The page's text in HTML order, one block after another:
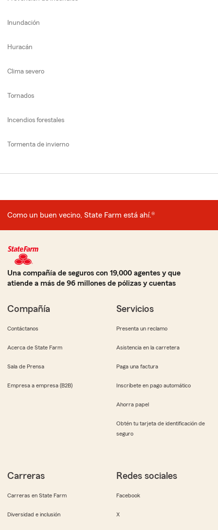
Inundación
Huracán
Clima severo
Tornados
Incendios forestales
Tormenta de invierno
Como un buen vecino, State Farm está ahí.®
Una compañía de seguros con 19,000 agentes y que
atiende a más de 96 millones de pólizas y cuentas
Compañía
Contáctanos
Acerca de State Farm
Sala de Prensa
Empresa a empresa (B2B)
Servicios
Presenta un reclamo
Asistencia en la carretera
Paga una factura
Inscríbete en pago automático
Ahorra papel
Obtén tu tarjeta de identificación de
seguro
Carreras
Carreras en State Farm
Diversidad e inclusión
Redes sociales
Facebook
X